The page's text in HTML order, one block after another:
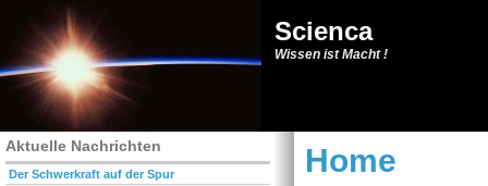
Scienca
Wissen ist Macht !
Aktuelle Nachrichten
Der Schwerkraft auf der Spur
Home